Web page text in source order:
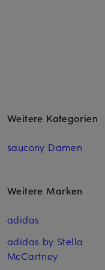
Weitere Kategorien
saucony Damen
Weitere Marken
adidas
adidas by Stella
McCartney